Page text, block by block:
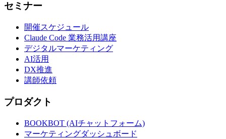
セミナー
開催スケジュール
Claude Code 業務活用講座
デジタルマーケティング
AI活用
DX推進
講師依頼
プロダクト
BOOKBOT (AIチャットフォーム)
マーケティングダッシュボード